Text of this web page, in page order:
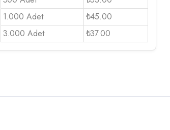
1.000 Adet
₺45.00
3.000 Adet
₺37.00